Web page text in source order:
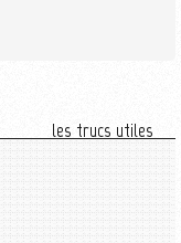
les trucs utiles